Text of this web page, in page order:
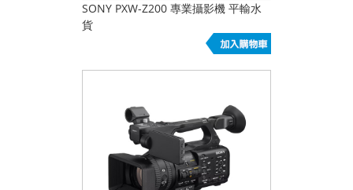
SONY PXW-Z200 專業攝影機 平輸水
貨